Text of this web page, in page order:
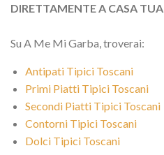
DIRETTAMENTE A CASA TUA
Su A Me Mi Garba, troverai:
Antipati Tipici Toscani
Primi Piatti Tipici Toscani
Secondi Piatti Tipici Toscani
Contorni Tipici Toscani
Dolci Tipici Toscani